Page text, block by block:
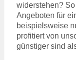
widerstehen?
Angeboten für
beispielsweise
profitiert von
günstiger sind